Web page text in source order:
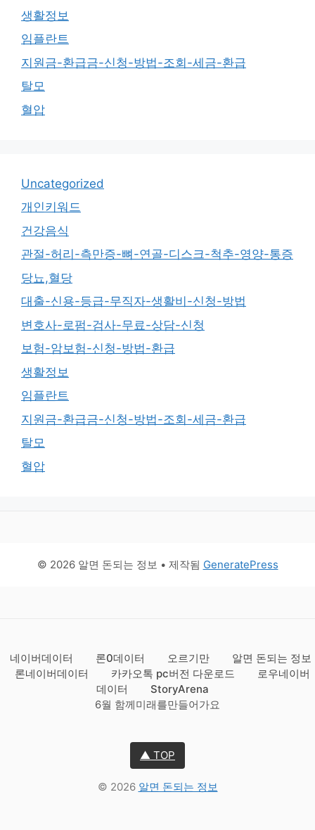
생활정보
임플란트
지원금-환급금-신청-방법-조회-세금-환급
탈모
혈압
Uncategorized
개인키워드
건강음식
관절-허리-측만증-뼈-연골-디스크-척추-영양-통증
당뇨,혈당
대출-신용-등급-무직자-생활비-신청-방법
변호사-로펌-검사-무료-상담-신청
보험-암보험-신청-방법-환급
생활정보
임플란트
지원금-환급금-신청-방법-조회-세금-환급
탈모
혈압
© 2026 알면 돈되는 정보 • 제작됨 GeneratePress
네이버데이터 론0데이터 오르기만
알면 돈되는 정보
론네이버데이터
카카오톡 pc버전 다운로드
로우네이버
데이터
StoryArena
6월 함께미래를만들어가요
▲ TOP
© 2026 알면 돈되는 정보